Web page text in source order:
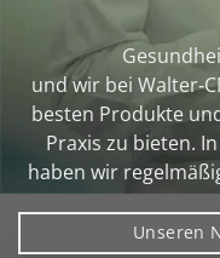
und wir bei
besten Produkte
Praxis zu bieten.
haben wir
Unseren